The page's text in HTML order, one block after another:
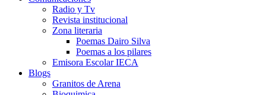
Radio y Tv
Revista institucional
Zona literaria
Poemas Dairo Silva
Poemas a los pilares
Emisora Escolar IECA
Blogs
Granitos de Arena